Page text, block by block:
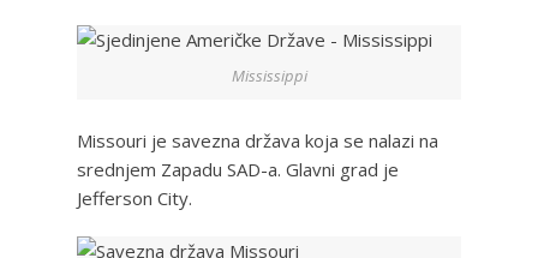
Mississippi
Missouri je savezna država koja se nalazi na
srednjem Zapadu SAD-a. Glavni grad je
Jefferson City.